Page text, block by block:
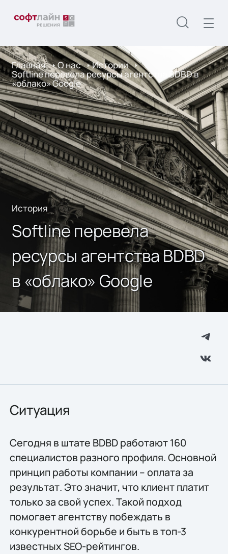
Главная О нас Истории
Softline перевела ресурсы агентства BDBD в
«облако» Google
История
Softline перевела
ресурсы агентства BDBD
в «облако» Google
Ситуация
Сегодня в штате BDBD работают 160
специалистов разного профиля. Основной
принцип работы компании – оплата за
результат. Это значит, что клиент платит
только за свой успех. Такой подход
помогает агентству побеждать в
конкурентной борьбе и быть в топ-3
известных SEO-рейтингов.